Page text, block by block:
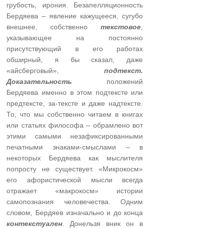
грубость, ирония. Безапелляционность
Бердяева – явление кажущееся, сугубо
внешнее, собственнотекстовое
указывающее на постоянно
присутствующий в его работах
обширный, я бы сказал, даже
«айсберговый»,подтекст.
Доказательность положений
Бердяева именно в этом подтексте или
предтексте, за-тексте и даже надтексте.
То, что мы собственно читаем в книгах
или статьях философа – обрамлено вот
этими самыми незафиксированными
печатными знаками-смыслами – в
некоторых Бердяева как мыслителя
попросту не существует. «Микрокосм»
его афористической мысли всегда
отражает «макрокосм» истории
самопознания человечества. Одним
словом, Бердяев изначально и до конца
контекстуален . Донельзя вник он в